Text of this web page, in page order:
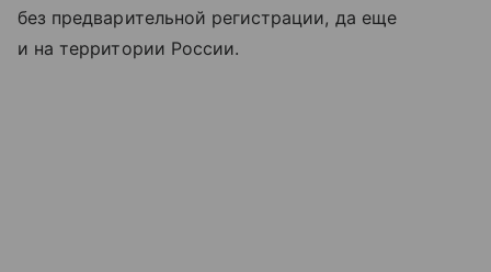
без предварительной регистрации, да еще
и на территории России.